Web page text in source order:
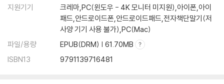
제1장. 군주 혹은 국가의 비용
제3절. 공공사업과 공공 기관의 비용
1) 전반적인 상업 촉진에 필요한 공공사업과 기관
지원기기
크레마,PC(윈도우 - 4K 모니터 미지원),아이폰,아이
패드,안드로이드폰,안드로이드패드,전자책단말기(저
사양 기기 사용 불가),PC(Mac)
파일/용량
EPUB(DRM) | 61.70MB
ISBN13
9791139716481